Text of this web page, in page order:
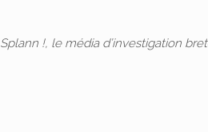
Splann !, le média d’investigation